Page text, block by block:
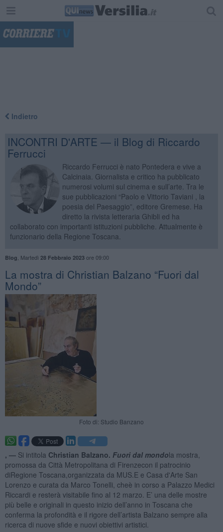
Indietro
INCONTRI D'ARTE — il Blog di Riccardo
Ferrucci
Riccardo Ferrucci è nato Pontedera e vive a
Calcinaia. Giornalista e critico ha pubblicato
numerosi volumi sul cinema e sull’arte. Tra le
sue pubblicazioni “Paolo e Vittorio Taviani , la
poesia del Paesaggio”, editore Gremese. Ha
diretto la rivista letteraria Ghibli ed ha
collaborato con importanti istituzioni pubbliche. Attualmente è
funzionario della Regione Toscana.
Blog Martedì 28 Febbraio 2023ore 09:00
La mostra di Christian Balzano “Fuori dal
Mondo”
Foto di: Studio Banzano
, — Si intitola Christian Balzano. Fuori dal mondola mostra,
promossa da Città Metropolitana di Firenzecon il patrocinio
diRegione Toscana,organizzata da MUS.E e Casa d'Arte San
Lorenzo e curata da Marco Tonelli, cheè in corso a Palazzo Medici
Riccardi e resterà visitabile fino al 12 marzo. E’ una delle mostre
più belle e originali in questo inizio dell’anno in Toscana che
conferma la profondità e il rigore dell’artista Balzano sempre alla
ricerca di nuove sfide e nuovi obiettivi artistici.